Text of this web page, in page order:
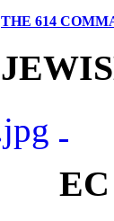
THE 614